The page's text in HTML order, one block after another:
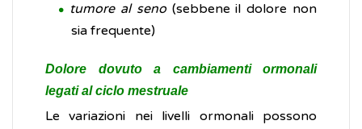
tumore al seno(sebbene il dolore non
sia frequente)
Dolore dovuto a cambiamenti ormonali
legati al ciclo mestruale
Le variazioni nei livelli ormonali possono